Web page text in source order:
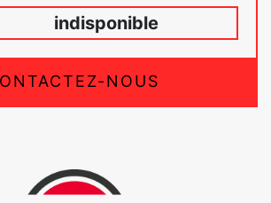
indisponible
NOUS